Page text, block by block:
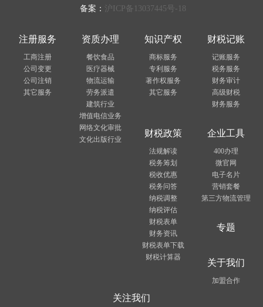
备案： 沪ICP备13037445号-18
注册服务
工商注册
公司变更
公司注销
其它服务
资质办理
餐饮食品
医疗器械
物流运输
劳务派遣
建筑行业
增值电信业务
网络文化审批
文化出版行业
知识产权
商标服务
专利服务
著作权服务
其它服务
财税记账
记账服务
税务服务
财务审计
高级财税
财务服务
财税政策
法规解读
税务筹划
税收优惠
税务问答
纳税调整
纳税评估
财税表单
财务资讯
财税表单下载
财税计算器
企业工具
400办理
微官网
电子名片
营销套餐
第三方物流管理
专题
关于我们
加盟合作
关注我们